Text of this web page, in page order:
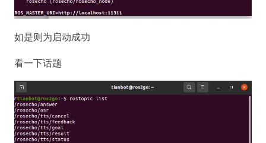
如是则为启动成功
看一下话题